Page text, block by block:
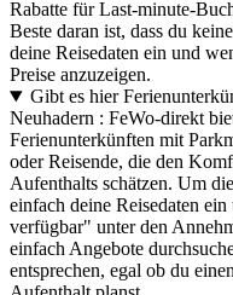
Rabatte für Last-minute-
Beste daran ist, dass du
deine Reisedaten ein und
Preise anzuzeigen.
Gibt es hier
Neuhadern : FeWo-direkt
Ferienunterkünften mit
oder Reisende, die den
Aufenthalts schätzen. Um
einfach deine Reisedaten
verfügbar" unter den
einfach Angebote
entsprechen, egal ob du